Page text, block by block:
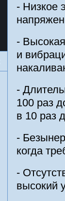
- Низкое
-
и
-
100 раз
в 10 раз
-
когда
-
высокий